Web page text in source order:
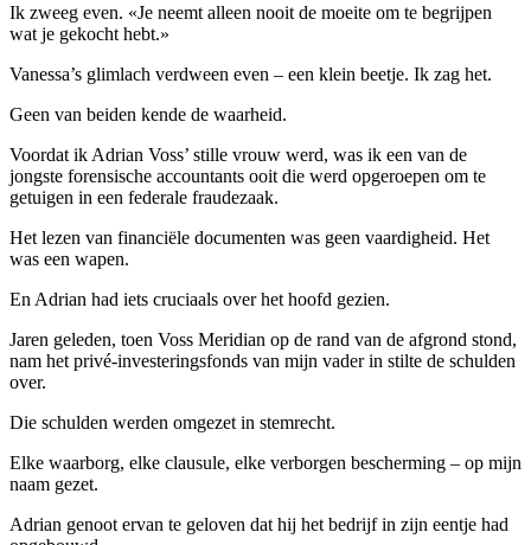
Ik zweeg even. «Je neemt alleen nooit de moeite om te begrijpen
wat je gekocht hebt.»
Vanessa’s glimlach verdween even – een klein beetje. Ik zag het.
Geen van beiden kende de waarheid.
Voordat ik Adrian Voss’ stille vrouw werd, was ik een van de
jongste forensische accountants ooit die werd opgeroepen om te
getuigen in een federale fraudezaak.
Het lezen van financiële documenten was geen vaardigheid. Het
was een wapen.
En Adrian had iets cruciaals over het hoofd gezien.
Jaren geleden, toen Voss Meridian op de rand van de afgrond stond,
nam het privé-investeringsfonds van mijn vader in stilte de schulden
over.
Die schulden werden omgezet in stemrecht.
Elke waarborg, elke clausule, elke verborgen bescherming – op mijn
naam gezet.
Adrian genoot ervan te geloven dat hij het bedrijf in zijn eentje had